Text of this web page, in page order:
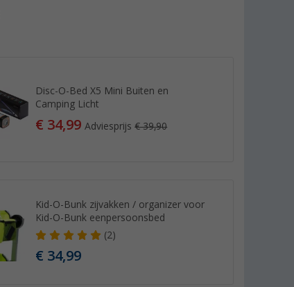
Disc-O-Bed X5 Mini Buiten en
Camping Licht
€ 34,99Adviesprijs€ 39,90
Kid-O-Bunk zijvakken / organizer voor
Kid-O-Bunk eenpersoonsbed
(2)
€ 34,99